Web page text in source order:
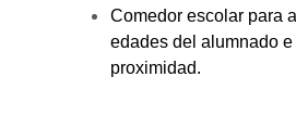
Comedor escolar para
edades del alumnado
proximidad.